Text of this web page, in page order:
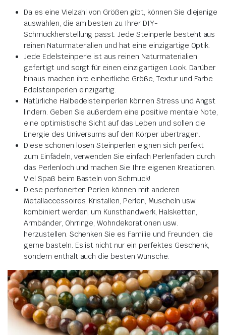
Da es eine Vielzahl von Größen gibt, können Sie diejenige
auswählen, die am besten zu Ihrer DIY-
Schmuckherstellung passt. Jede Steinperle besteht aus
reinen Naturmaterialien und hat eine einzigartige Optik.
Jede Edelsteinperle ist aus reinen Naturmaterialien
gefertigt und sorgt für einen einzigartigen Look. Darüber
hinaus machen ihre einheitliche Größe, Textur und Farbe
Edelsteinperlen einzigartig.
Natürliche Halbedelsteinperlen können Stress und Angst
lindern. Geben Sie außerdem eine positive mentale Note,
eine optimistische Sicht auf das Leben und sollen die
Energie des Universums auf den Körper übertragen.
Diese schönen losen Steinperlen eignen sich perfekt
zum Einfädeln, verwenden Sie einfach Perlenfaden durch
das Perlenloch und machen Sie Ihre eigenen Kreationen.
Viel Spaß beim Basteln von Schmuck!
Diese perforierten Perlen können mit anderen
Metallaccessoires, Kristallen, Perlen, Muscheln usw.
kombiniert werden, um Kunsthandwerk, Halsketten,
Armbänder, Ohrringe, Wohndekorationen usw.
herzustellen. Schenken Sie es Familie und Freunden, die
gerne basteln. Es ist nicht nur ein perfektes Geschenk,
sondern enthält auch die besten Wünsche.